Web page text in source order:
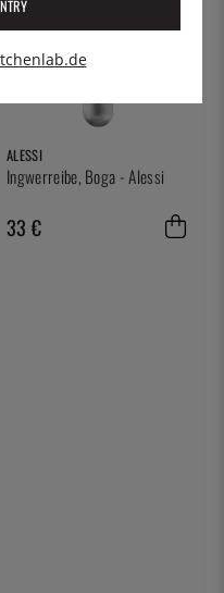
ALESSI
Ingwerreibe, Boga - Alessi
33 €